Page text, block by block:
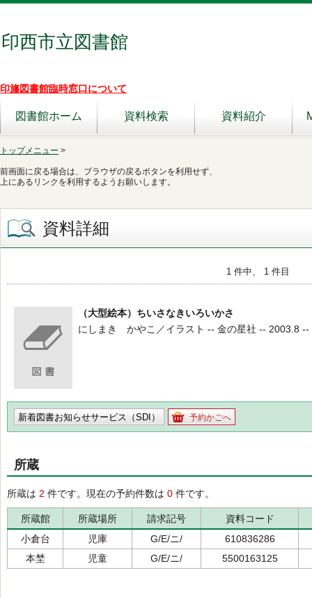
印西市立図書館
印旛図書館臨時窓口について
図書館ホーム 資料検索 資料紹介
トップメニュー >
前画面に戻る場合は、ブラウザの戻るボタンを利用せず、
上にあるリンクを利用するようお願いします。
資料詳細
1 件中、 1 件目
（大型絵本）ちいさなきいろいかさ
にしまき かやこ／イラスト -- 金の星社 -- 2003.8 --
新着図書お知らせサービス（SDI） 予約かごへ
所蔵
所蔵は 2 件です。現在の予約件数は 0 件です。
所蔵館 所蔵場所 請求記号
資料コード
小倉台
児庫 G/E/ニ/
610836286
本埜
児童 G/E/ニ/ 5500163125